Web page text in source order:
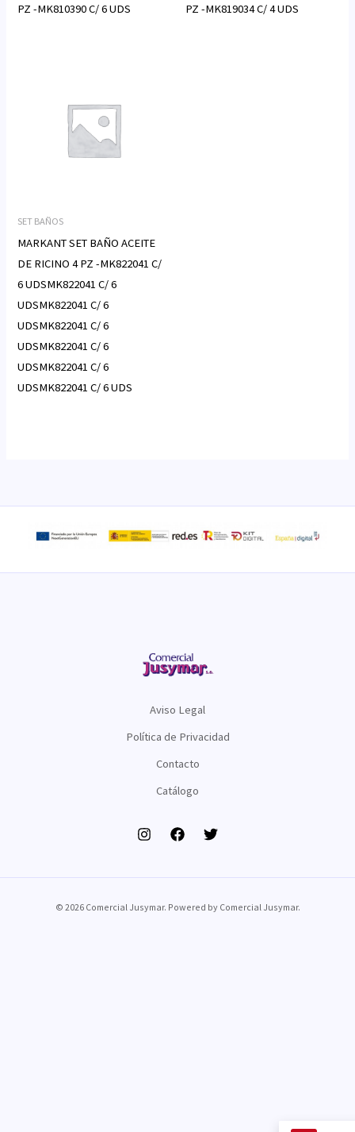
PZ -MK810390 C/ 6 UDS
PZ -MK819034 C/ 4 UDS
SET BAÑOS
MARKANT SET BAÑO ACEITE
DE RICINO 4 PZ -MK822041 C/
6 UDSMK822041 C/ 6
UDSMK822041 C/ 6
UDSMK822041 C/ 6
UDSMK822041 C/ 6
UDSMK822041 C/ 6
UDSMK822041 C/ 6 UDS
Aviso Legal
Política de Privacidad
Contacto
Catálogo
© 2026 Comercial Jusymar. Powered by Comercial Jusymar.